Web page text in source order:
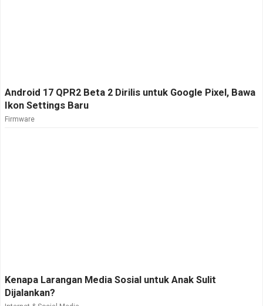
Android 17 QPR2 Beta 2 Dirilis untuk Google Pixel, Bawa
Ikon Settings Baru
Firmware
Kenapa Larangan Media Sosial untuk Anak Sulit
Dijalankan?